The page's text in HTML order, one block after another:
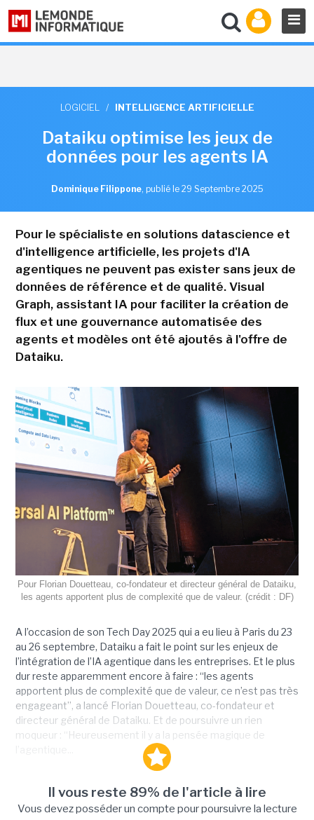
LOGICIEL / INTELLIGENCE ARTIFICIELLE
Dataiku optimise les jeux de
données pour les agents IA
Dominique Filippone, publié le 29 Septembre 2025
Pour le spécialiste en solutions datascience et
d'intelligence artificielle, les projets d'IA
agentiques ne peuvent pas exister sans jeux de
données de référence et de qualité. Visual
Graph, assistant IA pour faciliter la création de
flux et une gouvernance automatisée des
agents et modèles ont été ajoutés à l'offre de
Dataiku.
Pour Florian Douetteau, co-fondateur et directeur général de Dataiku,
les agents apportent plus de complexité que de valeur. (crédit : DF)
A l’occasion de son Tech Day 2025 qui a eu lieu à Paris du 23
au 26 septembre, Dataiku a fait le point sur les enjeux de
l’intégration de l’IA agentique dans les entreprises. Et le plus
dur reste apparemment encore à faire : “les agents
apportent plus de complexité que de valeur, ce n’est pas très
engageant”, a lancé Florian Douetteau, co-fondateur et
directeur général de Dataiku. Et de poursuivre un rien
moqueur : “Heureusement il y a la pensée magique de
Il vous reste 89% de l'article à lire
Vous devez posséder un compte pour poursuivre la lecture